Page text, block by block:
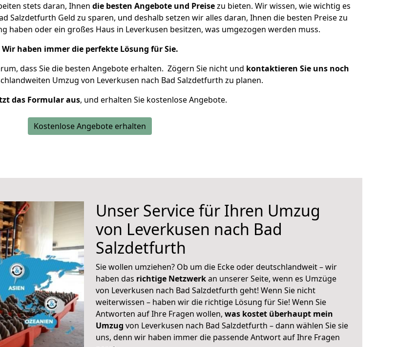
stets daran, Ihnen die besten Angebote und Preisezu bieten. Wir wissen, wie wichtig es
Salzdetfurth Geld zu sparen, und deshalb setzen wir alles daran, Ihnen die besten Preise zu
haben oder ein großes Haus in Leverkusen besitzen, was umgezogen werden muss.
Wir haben immer die perfekte Lösung für Sie.
dass Sie die besten Angebote erhalten. Zögern Sie nicht und kontaktieren Sie uns noch
Umzug von Leverkusen nach Bad Salzdetfurth zu planen.
das Formular aus, und erhalten Sie kostenlose Angebote.
Kostenlose Angebote erhalten
Unser Service für Ihren Umzug
von Leverkusen nach Bad
Salzdetfurth
Sie wollen umziehen? Ob um die Ecke oder deutschlandweit – wir
haben das richtige Netzwerkan unserer Seite, wenn es Umzüge
von Leverkusen nach Bad Salzdetfurth geht! Wenn Sie nicht
weiterwissen – haben wir die richtige Lösung für Sie! Wenn Sie
Antworten auf Ihre Fragen wollen, was kostet überhaupt mein
Umzug von Leverkusen nach Bad Salzdetfurth – dann wählen Sie sie
uns, denn wir haben immer die passende Antwort auf Ihre Fragen